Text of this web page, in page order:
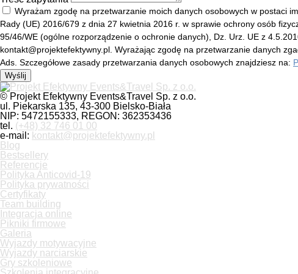
Wyrażam zgodę na przetwarzanie moich danych osobowych w postaci
Rady (UE) 2016/679 z dnia 27 kwietnia 2016 r. w sprawie ochrony osób
95/46/WE (ogólne rozporządzenie o ochronie danych), Dz. Urz. UE z
kontakt@projektefektywny.pl. Wyrażając zgodę na przetwarzanie danych
Ads. Szczegółowe zasady przetwarzania danych osobowych znajdziesz na:
Wyślij
© Projekt Efektywny Events&Travel Sp. z o.o.
ul. Piekarska 135, 43-300 Bielsko-Biała
NIP: 5472155333, REGON: 362353436
tel. (+48) 32 746 01 00
e-mail: kontakt@projektefektywny.pl
Blog
Bestsellery
Referencje
Polityka Anticovid-19
Polityka prywatności
Certyfikaty
Team building
Integracja online
Pikniki firmowe
Galeria
Wyjazdy motywacyjne
Wyjazdy narciarskie
Gry szkoleniowe